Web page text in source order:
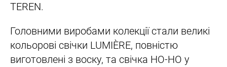
TEREN.
Головними виробами колекції стали великі
кольорові свічки LUMIÈRE, повністю
виготовлені з воску, та свічка HO-HO у